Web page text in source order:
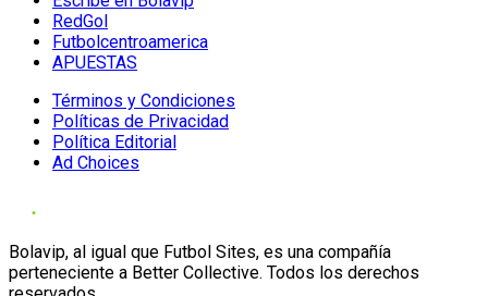
RedGol
Futbolcentroamerica
APUESTAS
Términos y Condiciones
Políticas de Privacidad
Política Editorial
Ad Choices
Bolavip, al igual que Futbol Sites, es una compañía
perteneciente a Better Collective. Todos los derechos